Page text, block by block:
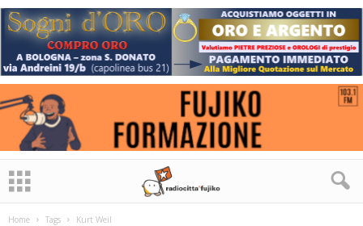
Home Tags Kurt Weil